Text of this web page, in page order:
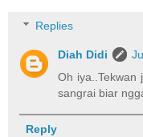
Replies
Diah Didi
Oh iya..Tekwan
sangrai biar
Reply